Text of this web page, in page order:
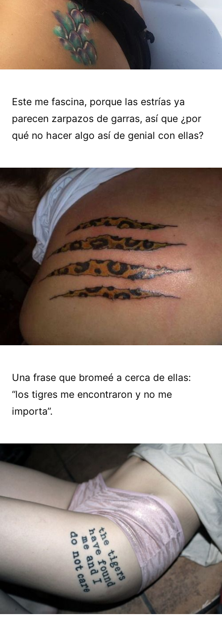
Este me fascina, porque las estrías ya
parecen zarpazos de garras, así que ¿por
qué no hacer algo así de genial con ellas?
Una frase que bromeé a cerca de ellas:
“los tigres me encontraron y no me
importa”.